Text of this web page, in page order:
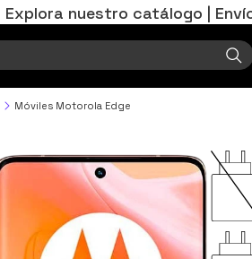
Explora nuestro catálogo |
Móviles Motorola Edge